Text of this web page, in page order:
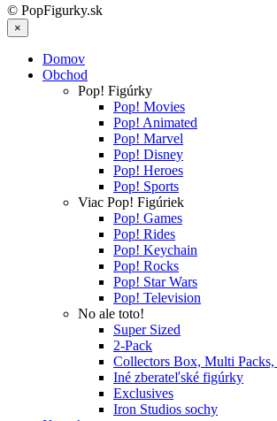
© PopFigurky.sk
×
Domov
Obchod
Pop! Figúrky
Pop! Movies
Pop! Animated
Pop! Marvel
Pop! Disney
Pop! Heroes
Pop! Sports
Viac Pop! Figúriek
Pop! Games
Pop! Rides
Pop! Keychain
Pop! Rocks
Pop! Star Wars
Pop! Television
No ale toto!
Super Sized
2-Pack
Collectors Box, Multi Packs,
Iné zberateľské figúrky
Exclusives
Iron Studios sochy